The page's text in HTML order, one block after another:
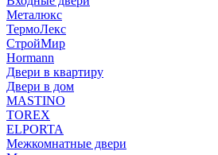
Металюкс
ТермоЛекс
СтройМир
Hormann
Двери в квартиру
Двери в дом
MASTINO
TOREX
ELPORTA
Межкомнатные двери